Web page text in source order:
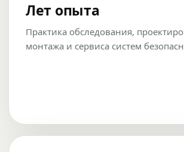
Лет опыта
Практика обследования,
монтажа и сервиса систем